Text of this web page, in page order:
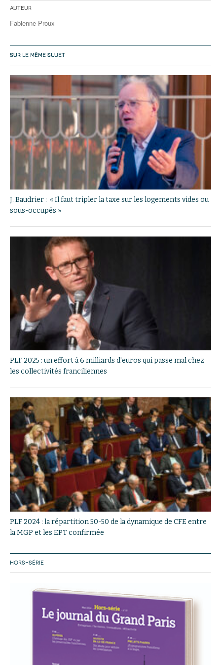
Auteur
Fabienne Proux
SUR LE MÊME SUJET
J. Baudrier : « Il faut tripler la taxe sur les logements vides ou
sous-occupés »
PLF 2025 : un effort à 6 milliards d'euros qui passe mal chez
les collectivités franciliennes
PLF 2024 : la répartition 50-50 de la dynamique de CFE entre
la MGP et les EPT confirmée
HORS-SÉRIE